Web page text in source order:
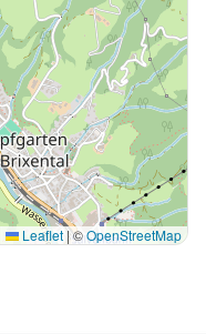
Leaflet|©OpenStreetMap